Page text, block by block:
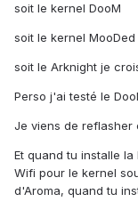
soit le kernel DooM
soit le kernel MooDed
soit le Arknight je
Perso j'ai testé le
Je viens de reflasher
Et quand tu installe
Wifi pour le kernel
d'Aroma, quand tu